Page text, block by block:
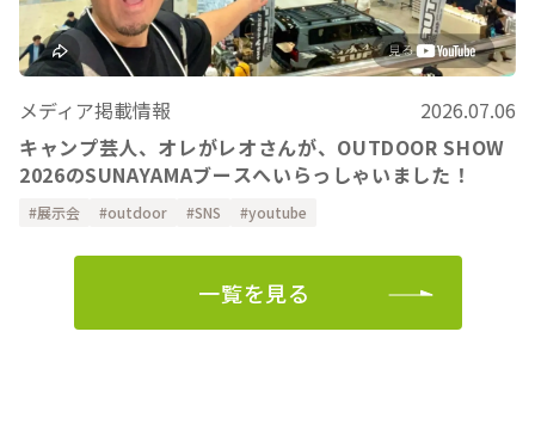
メディア掲載情報
2026.07.06
キャンプ芸人、オレがレオさんが、OUTDOOR SHOW
2026のSUNAYAMAブースへいらっしゃいました！
展示会 outdoor SNS youtube
一覧を見る